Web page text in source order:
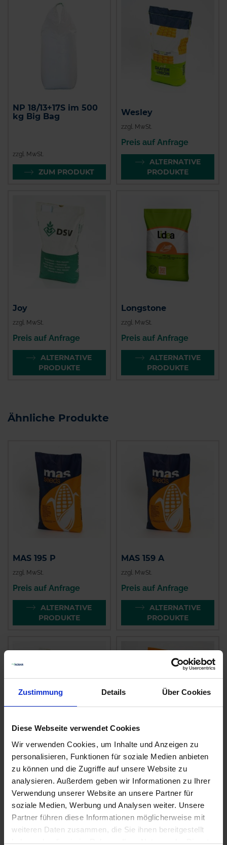
Zustimmung Details Über Cookies
Diese Webseite verwendet Cookies
Wir verwenden Cookies, um Inhalte und Anzeigen zu
personalisieren, Funktionen für soziale Medien anbieten
zu können und die Zugriffe auf unsere Website zu
analysieren. Außerdem geben wir Informationen zu Ihrer
Verwendung unserer Website an unsere Partner für
soziale Medien, Werbung und Analysen weiter. Unsere
Partner führen diese Informationen möglicherweise mit
weiteren Daten zusammen, die Sie ihnen bereitgestellt
haben oder die sie im Rahmen Ihrer Nutzung der Dienste
NP 18/13+17S im 500
kg Big Bag
zzgl. MwSt.
ZUM PRODUKT
Wesley
zzgl. MwSt.
Preis auf Anfrage
ALTERNATIVE
PRODUKTE
Joy
zzgl. MwSt.
Preis auf Anfrage
ALTERNATIVE
PRODUKTE
Longstone
zzgl. MwSt.
Preis auf Anfrage
ALTERNATIVE
PRODUKTE
Ähnliche Produkte
MAS 195 P
zzgl. MwSt.
Preis auf Anfrage
ALTERNATIVE
PRODUKTE
MAS 159 A
zzgl. MwSt.
Preis auf Anfrage
ALTERNATIVE
PRODUKTE
P 7179
zzgl. MwSt.
Preis auf Anfrage
ALTERNATIVE
PRODUKTE
KWS Aveso
zzgl. MwSt.
Preis auf Anfrage
ALTERNATIVE
PRODUKTE